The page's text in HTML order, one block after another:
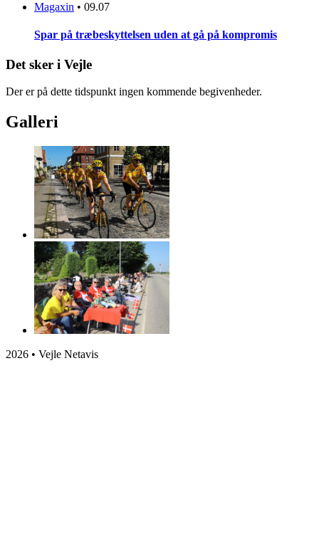
Magaxin • 09.07
Spar på træbeskyttelsen uden at gå på kompromis
Det sker i Vejle
Der er på dette tidspunkt ingen kommende begivenheder.
Galleri
2026 • Vejle Netavis